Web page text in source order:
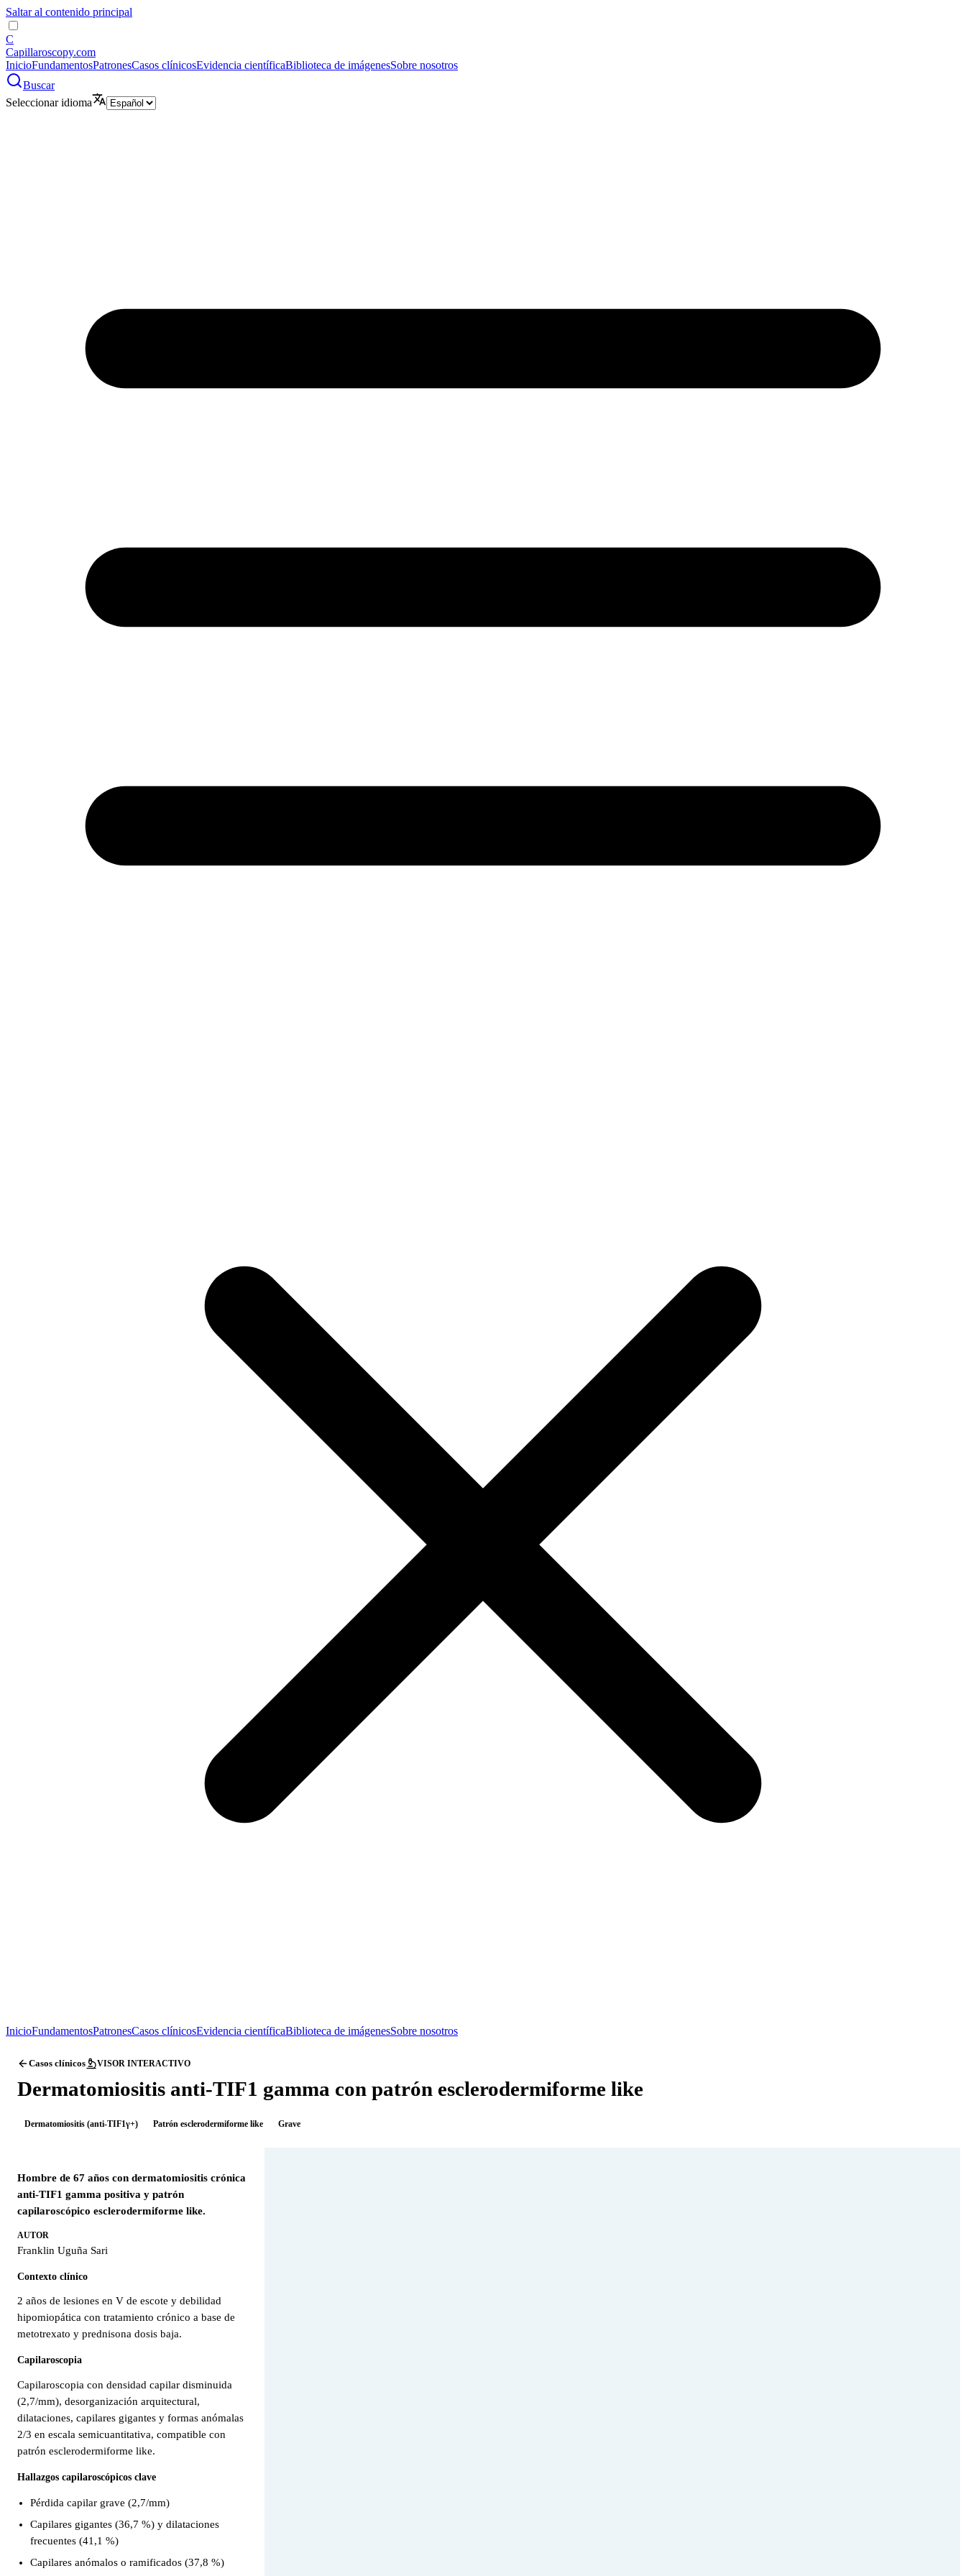
Saltar al contenido principal
C
Capillaroscopy.com
InicioFundamentosPatronesCasos clínicosEvidencia científicaBiblioteca de imágenesSobre nosotros
Buscar
Seleccionar idioma
InicioFundamentosPatronesCasos clínicosEvidencia científicaBiblioteca de imágenesSobre nosotros
Casos clínicos VISOR INTERACTIVO
Dermatomiositis anti-TIF1 gamma con patrón esclerodermiforme like
Dermatomiositis (anti-TIF1γ+) Patrón esclerodermiforme like Grave
Hombre de 67 años con dermatomiositis crónica
anti-TIF1 gamma positiva y patrón
capilaroscópico esclerodermiforme like.
AUTOR
Franklin Uguña Sari
Contexto clínico
2 años de lesiones en V de escote y debilidad
hipomiopática con tratamiento crónico a base de
metotrexato y prednisona dosis baja.
Capilaroscopia
Capilaroscopia con densidad capilar disminuida
(2,7/mm), desorganización arquitectural,
dilataciones, capilares gigantes y formas anómalas
2/3 en escala semicuantitativa, compatible con
patrón esclerodermiforme like.
Hallazgos capilaroscópicos clave
Pérdida capilar grave (2,7/mm)
Capilares gigantes (36,7 %) y dilataciones
frecuentes (41,1 %)
Capilares anómalos o ramificados (37,8 %)